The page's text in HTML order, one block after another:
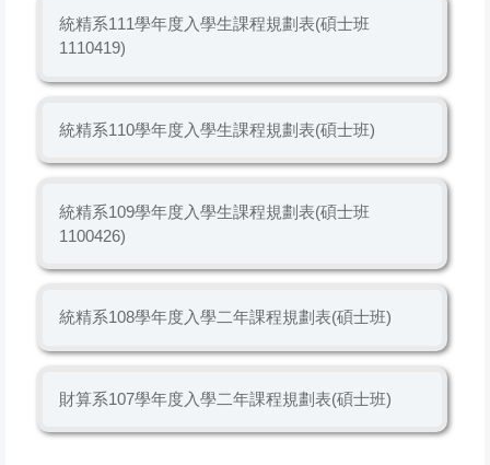
統精系111學年度入學生課程規劃表(碩士班
1110419)
統精系110學年度入學生課程規劃表(碩士班)
統精系109學年度入學生課程規劃表(碩士班
1100426)
統精系108學年度入學二年課程規劃表(碩士班)
財算系107學年度入學二年課程規劃表(碩士班)